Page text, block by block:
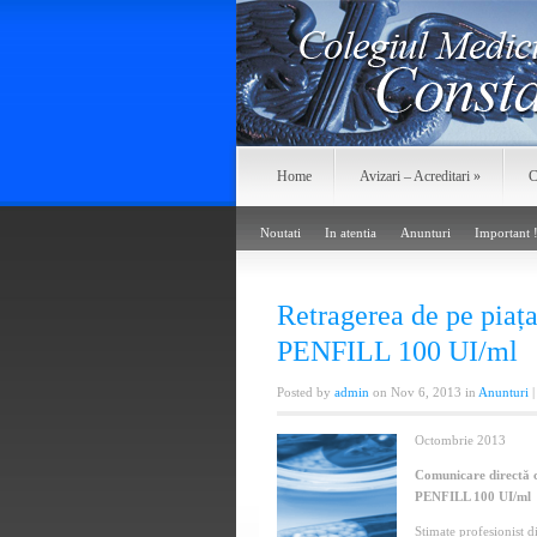
Home Avizari – Acreditari »
Noutati In atentia Anunturi Important !
Retragerea de pe
PENFILL 100 UI/ml
Posted by admin on Nov 6, 2013 in Anunturi |
Octombrie 2013
Comunicare directă
PENFILL 100 UI/ml
Stimate profesionist